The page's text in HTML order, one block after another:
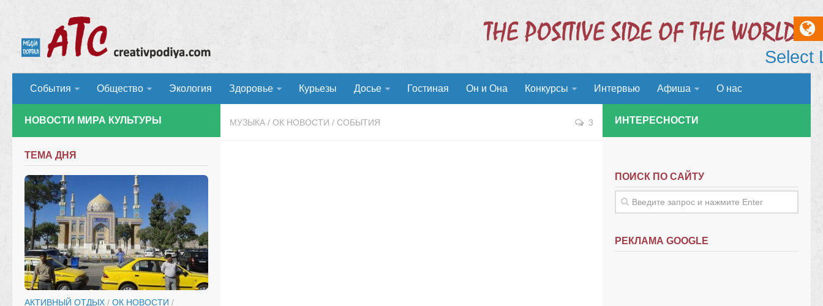
События Общество Экология Здоровье Курьезы Досье Гостиная Он и Она Конкурсы Интервью Афиша О нас
МУЗЫКА / ОК НОВОСТИ / СОБЫТИЯ 3
НОВОСТИ МИРА КУЛЬТУРЫ
ТЕМА ДНЯ
АКТИВНЫЙ ОТДЫХ / ОК НОВОСТИ /
ИНТЕРЕСНОСТИ
ПОИСК ПО САЙТУ
РЕКЛАМА GOOGLE
Select